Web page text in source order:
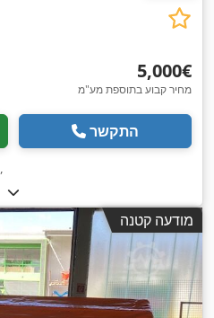
‏5,000 ‏€
מחיר קבוע בתוספת מע"מ
התקשר
,
מודעה קטנה